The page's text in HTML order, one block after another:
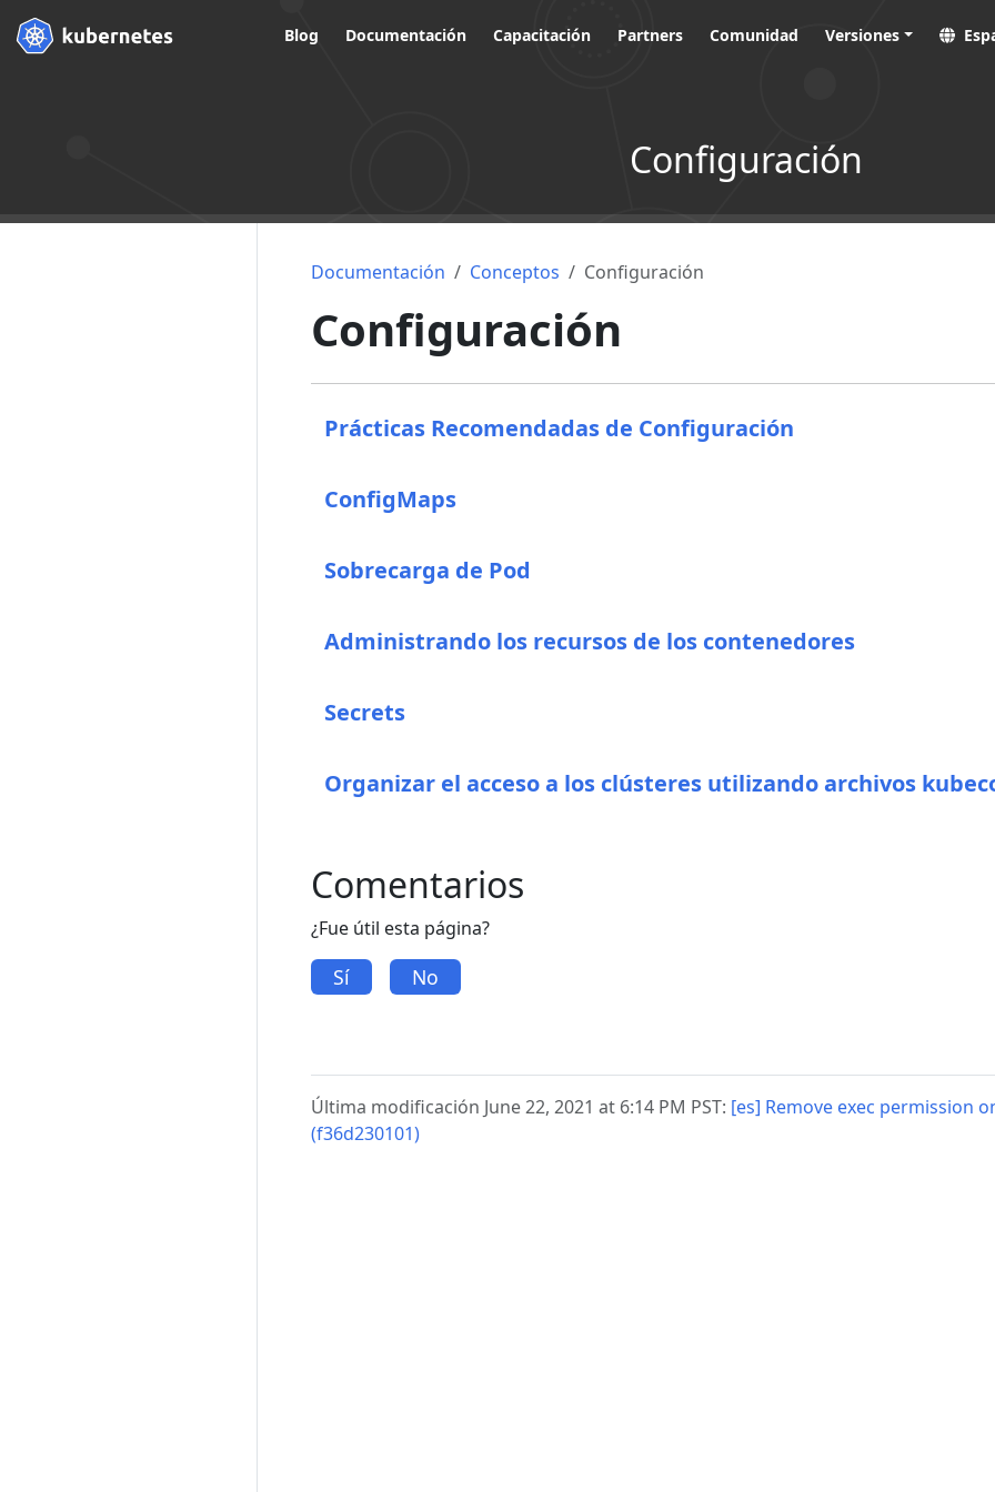
Blog Documentación Capacitación Partners Comunidad Versiones
Configuración
Documentación Conceptos Configuración
Configuración
Prácticas Recomendadas de Configuración
ConfigMaps
Sobrecarga de Pod
Administrando los recursos de los contenedores
Secrets
Organizar el acceso a los clústeres utilizando archivos
Comentarios
¿Fue útil esta página?
Sí No
Última modificación June 22, 2021 at 6:14 PM PST: [es] Remove exec permission
(f36d230101)